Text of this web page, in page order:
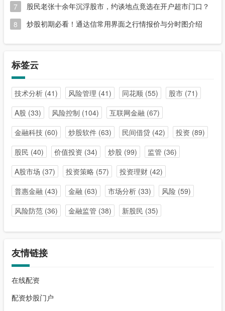
7
股民老张十余年沉浮股市，约谈地点竟选在开户超市门口？
8
炒股初期必看！通达信常用界面之行情报价与分时图介绍
标签云
技术分析(41) 风险管理 (41) 同花顺(55) 股市(71)
A股 (33) 风险控制 (104) 互联网金融 (67)
金融科技(60) 炒股软件(63) 民间借贷(42) 投资 (89)
股民 (40) 价值投资 (34) 炒股 (99) 监管 (36)
A股市场 (37) 投资策略 (57) 投资理财(42)
普惠金融 (43) 金融 (63) 市场分析(33) 风险(59)
风险防范(36) 金融监管 (38) 新股民 (35)
友情链接
在线配资
配资炒股门户